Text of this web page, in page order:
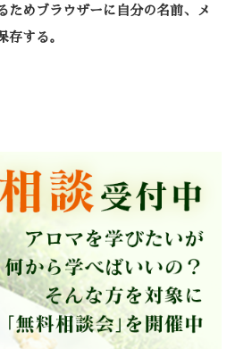
ためブラウザーに自分の名前、メ
存する。